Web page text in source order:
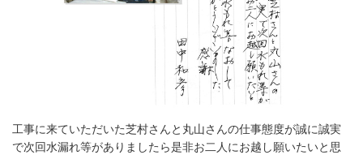
工事に来ていただいた芝村さんと丸山さんの仕事態度が誠に誠実
で次回水漏れ等がありましたら是非お二人にお越し願いたいと思